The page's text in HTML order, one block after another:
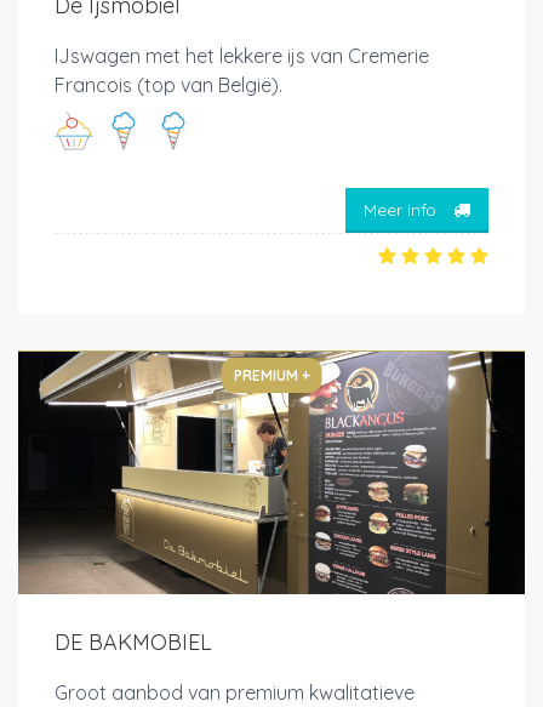
IJswagen met het lekkere ijs van Cremerie
Francois (top van België).
Meer info
PREMIUM +
DE BAKMOBIEL
Groot aanbod van premium kwalitatieve